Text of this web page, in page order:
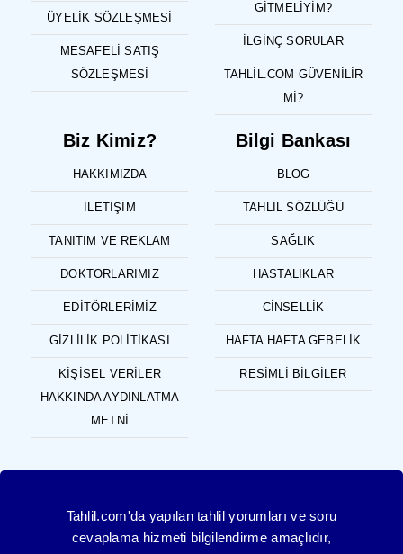
ÜYELIK SÖZLEŞMESI
MESAFELI SATIŞ
SÖZLEŞMESI
GITMELIYIM?
İLGINÇ SORULAR
TAHLIL.COM GÜVENILIR
MI?
Biz Kimiz?
HAKKIMIZDA
İLETIŞIM
TANITIM VE REKLAM
DOKTORLARIMIZ
EDITÖRLERIMIZ
GIZLILIK POLITIKASI
KIŞISEL VERILER
HAKKINDA AYDINLATMA
METNI
Bilgi Bankası
BLOG
TAHLIL SÖZLÜĞÜ
SAĞLIK
HASTALIKLAR
CINSELLIK
HAFTA HAFTA GEBELIK
RESIMLI BILGILER
Tahlil.com'da yapılan tahlil yorumları ve soru
cevaplama hizmeti bilgilendirme amaçlıdır,